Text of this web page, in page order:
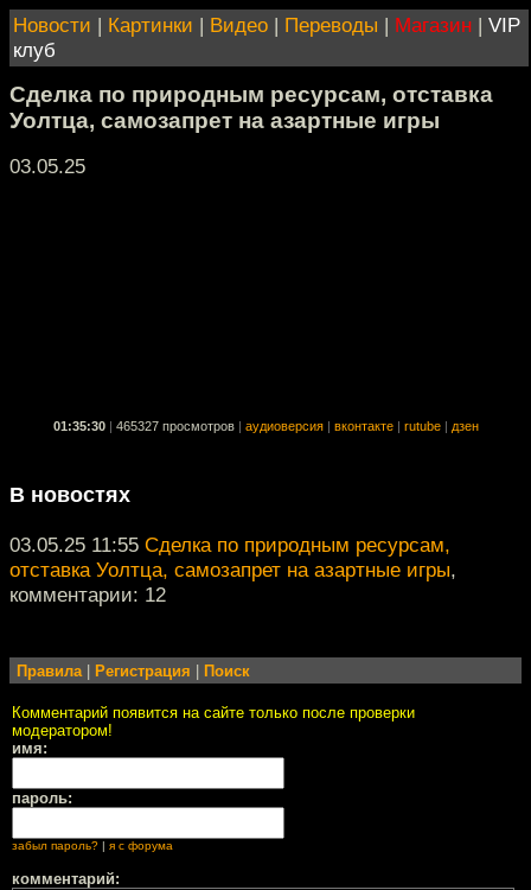
Новости | Картинки | Видео | Переводы | Магазин | VIP
клуб
Сделка по природным ресурсам, отставка
Уолтца, самозапрет на азартные игры
03.05.25
01:35:30 465327 просмотров аудиоверсия вконтакте rutube дзен
В новостях
03.05.25 11:55 Сделка по природным ресурсам,
отставка Уолтца, самозапрет на азартные игры,
комментарии: 12
Правила| Регистрация Поиск
Комментарий появится на сайте только после проверки
модератором!
имя:
пароль:
забыл пароль? я с форума
комментарий: